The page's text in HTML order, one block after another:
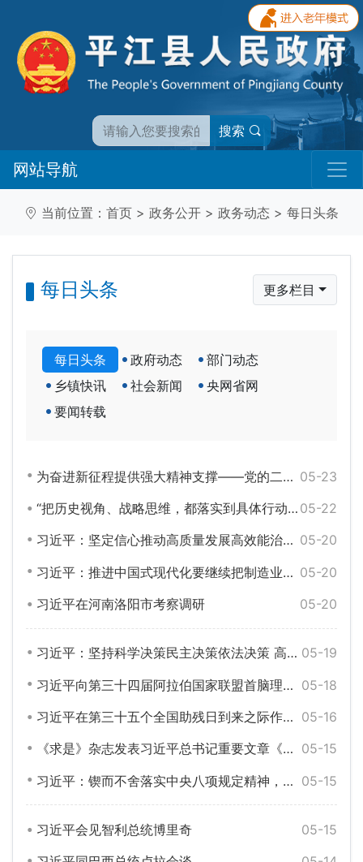
搜索
网站导航
当前位置： 首页 > 政务公开 > 政务动态 > 每日头条
每日头条 更多栏目
每日头条 政府动态
部门动态
乡镇快讯
社会新闻
央网省网
要闻转载
05-23
为奋进新征程提供强大精神支撑——党的二十大以来精神文明建设成就综述
05-22
“把历史视角、战略思维，都落实到具体行动上来”——习近平总书记河南考察纪实
05-20
习近平：坚定信心推动高质量发展高效能治理 奋力谱写中原大地推进中国式现代化新篇章
05-20
习近平：推进中国式现代化要继续把制造业搞好
05-20
习近平在河南洛阳市考察调研
05-19
习近平：坚持科学决策民主决策依法决策 高质量完成“十五五”规划编制工作
05-18
习近平向第三十四届阿拉伯国家联盟首脑理事会会议致贺信
05-16
习近平在第三十五个全国助残日到来之际作出重要指示
05-15
《求是》杂志发表习近平总书记重要文章《锲而不舍落实中央八项规定精神，以优良党风引领社风民风》
05-15
习近平：锲而不舍落实中央八项规定精神，以优良党风引领社风民风
05-15
习近平会见智利总统博里奇